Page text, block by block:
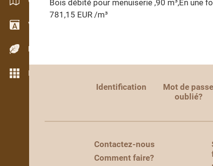
Vocabulaire
Espèces de bois
Plus de fonctions
Bois débité pour menuiserie ,90 m³,En une
781,15 EUR /m³
Identification
Mot de passe
oublié?
Contactez-nous
Comment faire?